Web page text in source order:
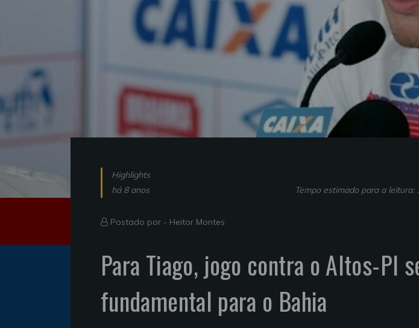
Highlights
há 8 anos
Tempo estimado para a leitura:
Postado por - Heitor Montes
Para Tiago, jogo contra o Altos-PI
fundamental para o Bahia